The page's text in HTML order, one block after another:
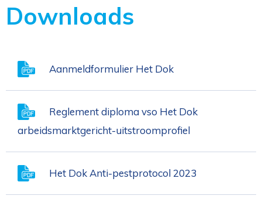
Downloads
Aanmeldformulier Het Dok
Reglement diploma vso Het Dok
arbeidsmarktgericht-uitstroomprofiel
Het Dok Anti-pestprotocol 2023